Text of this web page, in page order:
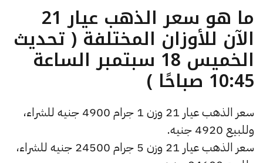
ما هو سعر الذهب عيار 21
الآن للأوزان المختلفة ( تحديث
الخميس 18 سبتمبر الساعة
10:45 صباحًا )
سعر الذهب عيار 21 وزن 1 جرام 4900 جنيه للشراء،
وللبيع 4920 جنيه.
سعر الذهب عيار 21 وزن 5 جرام 24500 جنيه للشراء،